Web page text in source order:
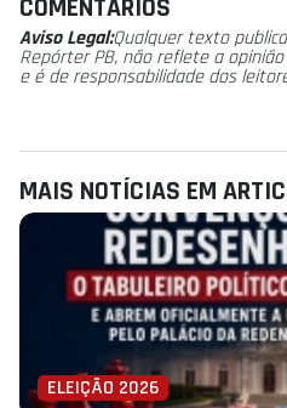
COMENTÁRIOS
Aviso Legal:Qualquer texto
Repórter PB, não reflete a
e é de responsabilidade dos
MAIS NOTÍCIAS EM
ELEIÇÃO 2026